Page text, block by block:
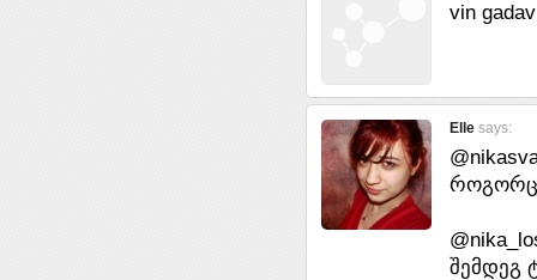
vin
Elle says:
როგორც
შემდეგ